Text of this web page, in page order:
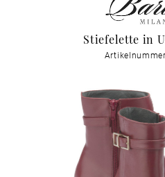
Stiefelette in